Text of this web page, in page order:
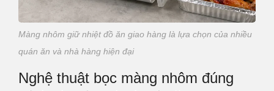
Màng nhôm giữ nhiệt đồ ăn giao hàng là lựa chọn của nhiều
quán ăn và nhà hàng hiện đại
Nghệ thuật bọc màng nhôm đúng